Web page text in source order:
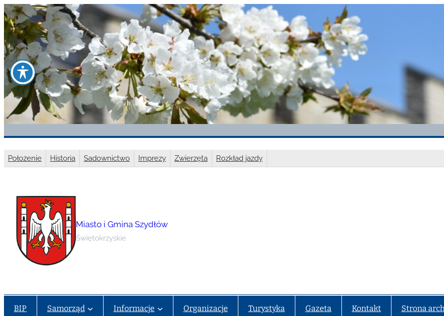
Przejdź
do
treści
Położenie Historia Sadownictwo Imprezy Zwierzęta Rozkład jazdy
Miasto i Gmina Szydłów
Świętokrzyskie
BIP Samorząd Informacje Organizacje Turystyka Gazeta Kontakt Strona